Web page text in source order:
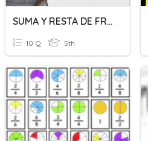
SUMA Y RESTA DE FRACCIONES
10 Q 5th